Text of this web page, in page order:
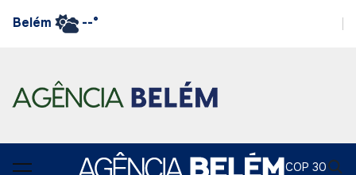
Belém --°
COP 30